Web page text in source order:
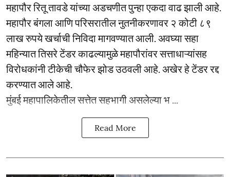
महापौर रितू तावडे यांच्या अडचणीत पुन्हा एकदा वाढ झाली आहे.
महापौर बंगला आणि परिसरातील नुतनीकरणावर २ कोटी ८९
लाख रुपये खर्चाची निविदा मागवण्यात आली. अवघ्या सहा
महिन्यात तिसरे टेंडर काढल्यामुळे महापौरांवर सत्ताधाऱ्यांसह
विरोधकांनी टीकेची चौफेर झोड उठवली आहे. अखेर हे टेंडर रद्द
करण्यात आले आहे.
मुंबई महापालिकेतील सत्तेत सहभागी असलेल्या भ ...
Read More